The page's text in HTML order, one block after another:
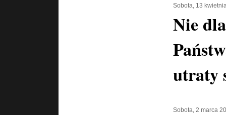
Sobota, 13
Nie
utraty
Sobota, 2 marca